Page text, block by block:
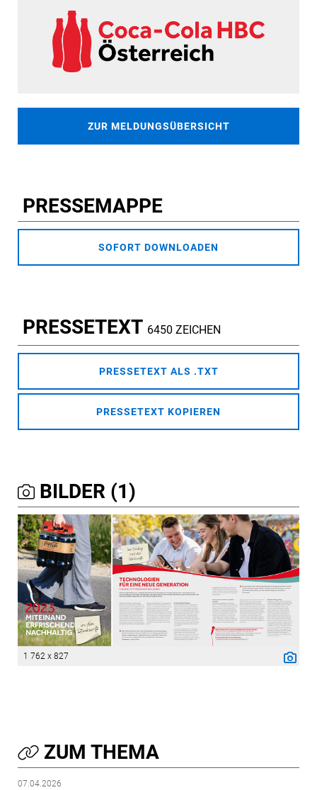
ZUR MELDUNGSÜBERSICHT
PRESSEMAPPE
SOFORT DOWNLOADEN
PRESSETEXT 6450 ZEICHEN
PRESSETEXT ALS .TXT
PRESSETEXT KOPIEREN
BILDER (1)
1 762 x 827
ZUM THEMA
07.04.2026